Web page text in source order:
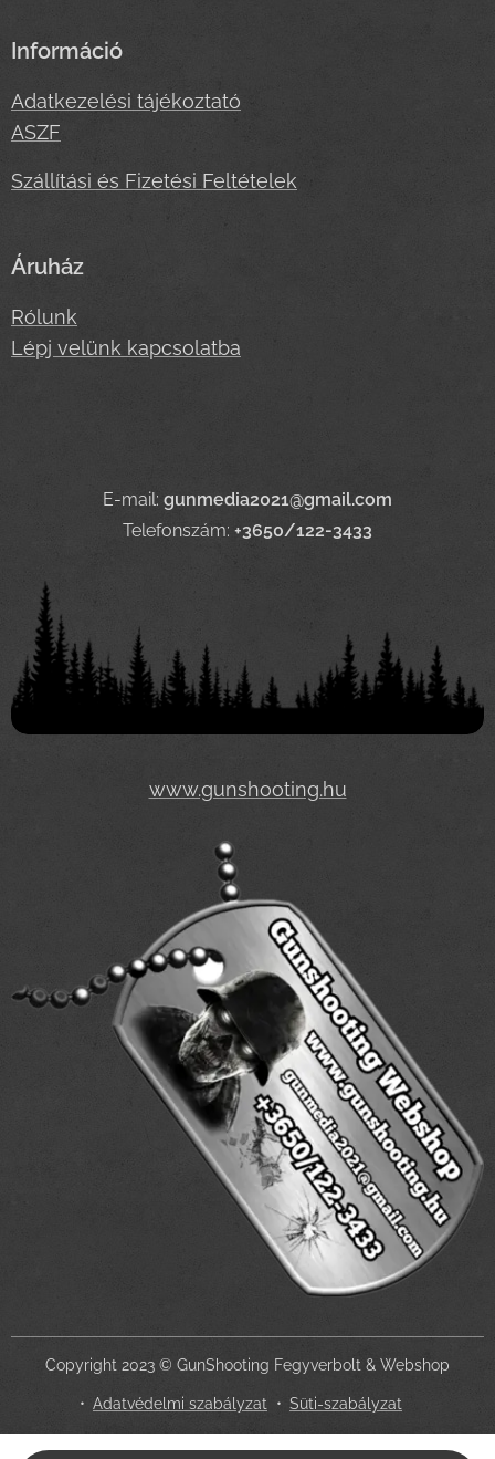
Információ
Adatkezelési tájékoztató
ASZF
Szállítási és Fizetési Feltételek
Áruház
Rólunk
Lépj velünk kapcsolatba
E-mail: gunmedia2021@gmail.com
Telefonszám: +3650/122-3433
www.gunshooting.hu
Copyright 2023 © GunShooting Fegyverbolt & Webshop
Adatvédelmi szabályzat Süti-szabályzat